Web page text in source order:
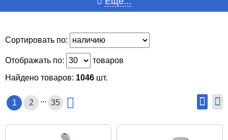
Сортировать по:
Отображать по:
товаров
Найдено товаров: 1046 шт.
1 2 ... 35